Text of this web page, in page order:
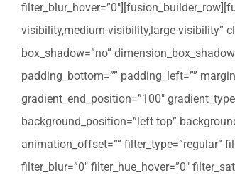
visibility,medium-visibility,large-visibility”
box_shadow=”no”
padding_bottom=”” padding_left=””
gradient_end_position=”100″
background_position=”left top”
animation_offset=”” filter_type=”regular”
filter_blur=”0″ filter_hue_hover=”0″